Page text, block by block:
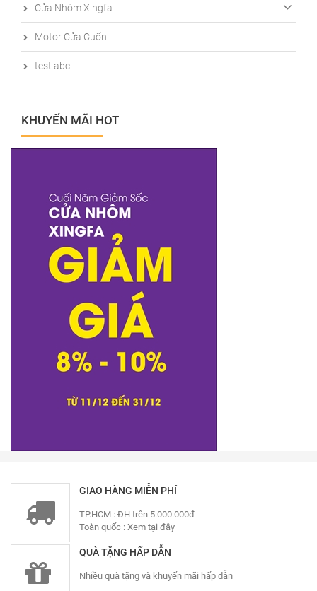
Cửa Nhôm Xingfa
Motor Cửa Cuốn
test abc
KHUYẾN MÃI HOT
GIAO HÀNG MIỄN PHÍ
TP.HCM : ĐH trên 5.000.000đ
Toàn quốc : Xem tại đây
QUÀ TẶNG HẤP DẪN
Nhiều quà tặng và khuyến mãi hấp dẫn